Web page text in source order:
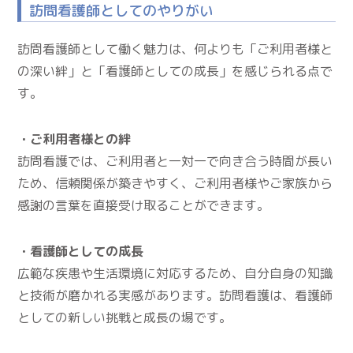
訪問看護師としてのやりがい
訪問看護師として働く魅力は、何よりも「ご利用者様と
の深い絆」と「看護師としての成長」を感じられる点で
す。
・ご利用者様との絆
訪問看護では、ご利用者と一対一で向き合う時間が長い
ため、信頼関係が築きやすく、ご利用者様やご家族から
感謝の言葉を直接受け取ることができます。
・看護師としての成長
広範な疾患や生活環境に対応するため、自分自身の知識
と技術が磨かれる実感があります。訪問看護は、看護師
としての新しい挑戦と成長の場です。